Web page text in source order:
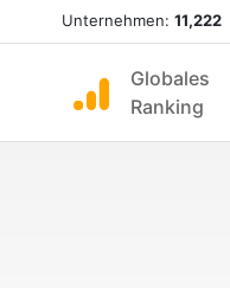
Unternehmen: 11,222
Globales
Ranking